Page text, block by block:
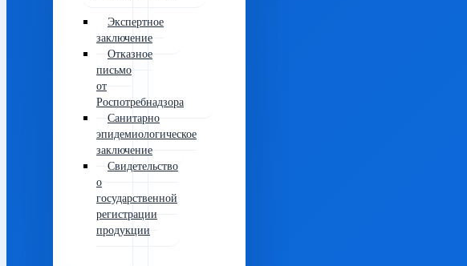
Экспертное
заключение
Отказное
письмо
от
Роспотребнадзора
Санитарно
эпидемиологическое
заключение
Свидетельство
о
государственной
регистрации
продукции